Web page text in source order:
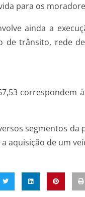
para os
ainda a
de trânsito, rede
correspondem
segmentos da
aquisição de um